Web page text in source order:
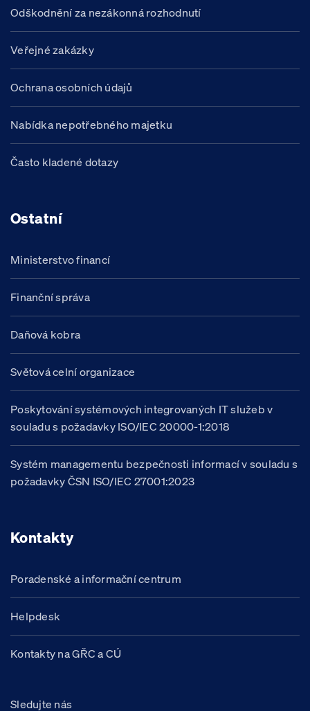
Odškodnění za nezákonná rozhodnutí
Veřejné zakázky
Ochrana osobních údajů
Nabídka nepotřebného majetku
Často kladené dotazy
Ostatní
Ministerstvo financí
Finanční správa
Daňová kobra
Světová celní organizace
Poskytování systémových integrovaných IT služeb v
souladu s požadavky ISO/IEC 20000-1:2018
Systém managementu bezpečnosti informací v souladu s
požadavky ČSN ISO/IEC 27001:2023
Kontakty
Poradenské a informační centrum
Helpdesk
Kontakty na GŘC a CÚ
Sledujte nás